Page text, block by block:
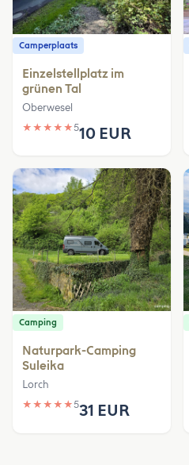
Camperplaats
Einzelstellplatz im
grünen Tal
Oberwesel
★ ★ ★ ★ ★510 EUR
Camping
Naturpark-Camping
Suleika
Lorch
★ ★ ★ ★ ★531 EUR